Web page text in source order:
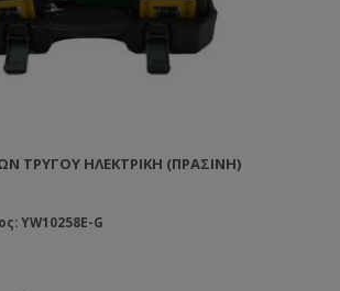
ΤΡΎΓΟΥ ΗΛΕΚΤΡΙΚΉ (ΠΡΆΣΙΝΗ)
YW10258E-G